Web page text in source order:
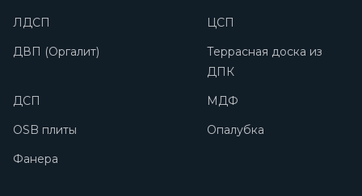
ЛДСП
ЦСП
ДВП (Оргалит)
Террасная доска из
ДПК
ДСП
МДФ
OSB плиты
Опалубка
Фанера